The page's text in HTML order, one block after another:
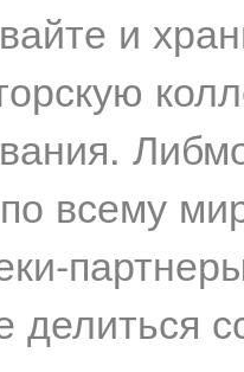
и
всему
делиться